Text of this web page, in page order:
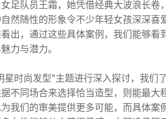
足队员王霜，她凭借经典大波浪长卷
然随性的形象令不少年轻女孩深深喜
出，通过这些具体案例，我们能够看
力与潜力。
星时尚发型”主题进行深入探讨，我们
不同场合来选择恰当造型，则能最大
我们的审美提供更多可能，而具体案